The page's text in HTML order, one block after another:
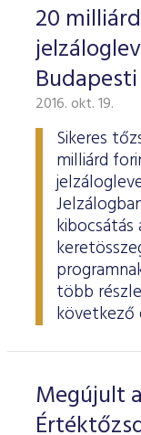
20
2016. okt. 19.
Sikeres
milliárd
több
következő
Megújult